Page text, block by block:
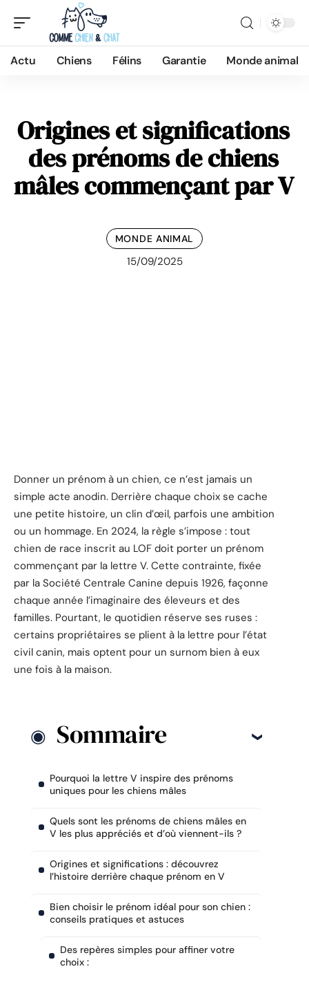
Actu Chiens Félins Garantie Monde animal
Origines et significations
des prénoms de chiens
mâles commençant par V
MONDE ANIMAL
15/09/2025
Donner un prénom à un chien, ce n’est jamais un
simple acte anodin. Derrière chaque choix se cache
une petite histoire, un clin d’œil, parfois une ambition
ou un hommage. En 2024, la règle s’impose : tout
chien de race inscrit au LOF doit porter un prénom
commençant par la lettre V. Cette contrainte, fixée
par la Société Centrale Canine depuis 1926, façonne
chaque année l’imaginaire des éleveurs et des
familles. Pourtant, le quotidien réserve ses ruses :
certains propriétaires se plient à la lettre pour l’état
civil canin, mais optent pour un surnom bien à eux
une fois à la maison.
Sommaire
Pourquoi la lettre V inspire des prénoms
uniques pour les chiens mâles
Quels sont les prénoms de chiens mâles en
V les plus appréciés et d’où viennent-ils ?
Origines et significations : découvrez
l’histoire derrière chaque prénom en V
Bien choisir le prénom idéal pour son chien :
conseils pratiques et astuces
Des repères simples pour affiner votre
choix :